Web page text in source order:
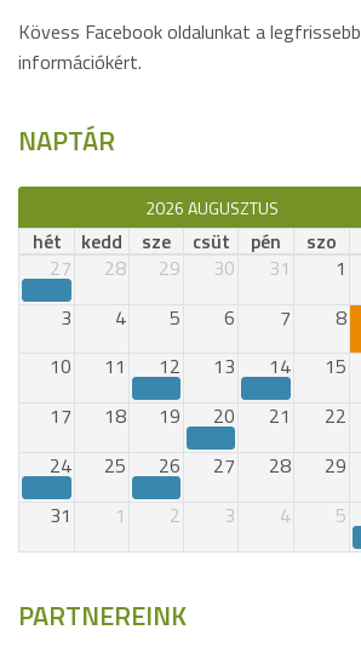
Kövess Facebook oldalunkat a legfrissebb
információkért.
NAPTÁR
2026 AUGUSZTUS
hét kedd sze csüt pén szo
27
28 29 30 31 1
3
4 5 6 7 8
10
11 12 13 14 15
17
18 19 20 21 22
24
25 26 27 28 29
31
1 2 3 4 5
PARTNEREINK